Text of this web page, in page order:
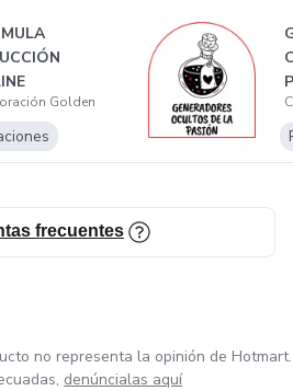
Golden
frecuentes
no representa la opinión de Hotmart.
denúncialas aquí